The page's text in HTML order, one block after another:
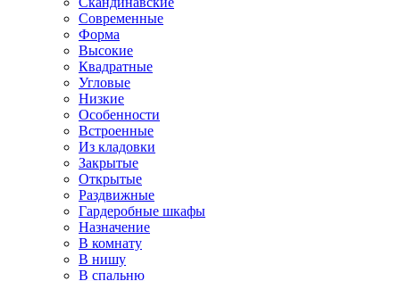
Современные
Форма
Высокие
Квадратные
Угловые
Низкие
Особенности
Встроенные
Из кладовки
Закрытые
Открытые
Раздвижные
Гардеробные шкафы
Назначение
В комнату
В нишу
В спальню